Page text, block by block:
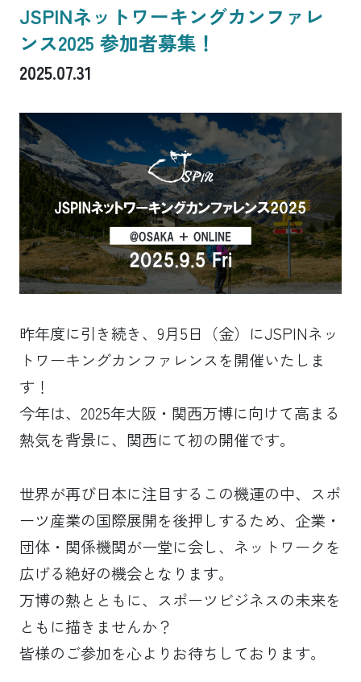
JSPINネットワーキングカンファレ
ンス2025 参加者募集！
2025.07.31
昨年度に引き続き、9月5日（金）にJSPINネッ
トワーキングカンファレンスを開催いたしま
す！
今年は、2025年大阪・関西万博に向けて高まる
熱気を背景に、関西にて初の開催です。
世界が再び日本に注目するこの機運の中、スポ
ーツ産業の国際展開を後押しするため、企業・
団体・関係機関が一堂に会し、ネットワークを
広げる絶好の機会となります。
万博の熱とともに、スポーツビジネスの未来を
ともに描きませんか？
皆様のご参加を心よりお待ちしております。